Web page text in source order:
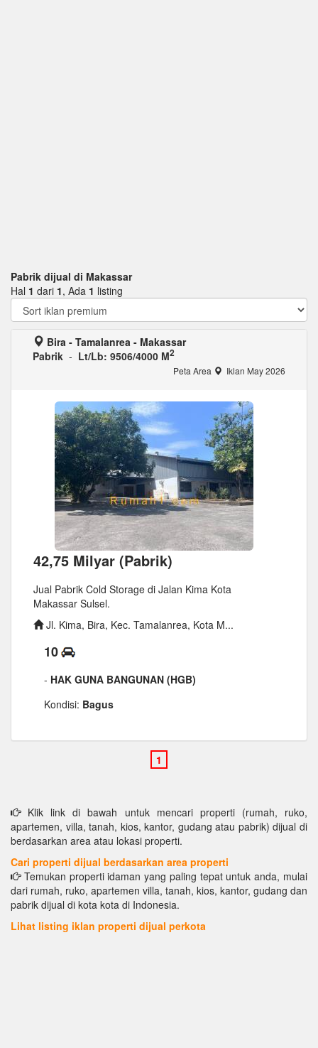
Pabrik dijual di Makassar
Hal 1 dari 1, Ada 1 listing
Bira - Tamalanrea - Makassar
Pabrik - Lt/Lb: 9506/4000 M2
Peta Area Iklan May 2026
42,75 Milyar (Pabrik)
Jual Pabrik Cold Storage di Jalan Kima Kota
Makassar Sulsel.
Jl. Kima, Bira, Kec. Tamalanrea, Kota M...
10
- HAK GUNA BANGUNAN (HGB)
Kondisi: Bagus
Klik link di bawah untuk mencari properti (rumah, ruko,
apartemen, villa, tanah, kios, kantor, gudang atau pabrik) dijual di
berdasarkan area atau lokasi properti.
Cari properti dijual berdasarkan area properti
Temukan properti idaman yang paling tepat untuk anda, mulai
dari rumah, ruko, apartemen villa, tanah, kios, kantor, gudang dan
pabrik dijual di kota kota di Indonesia.
Lihat listing iklan properti dijual perkota